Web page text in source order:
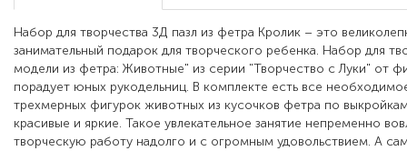
Набор для творчества 3Д пазл из фетра Кролик – это
занимательный подарок для творческого ребенка. Набор для
модели из фетра: Животные" из серии "Творчество с Луки" от
порадует юных рукодельниц. В комплекте есть все
трехмерных фигурок животных из кусочков фетра по
красивые и яркие. Такое увлекательное занятие непременно
творческую работу надолго и с огромным удовольствием. А